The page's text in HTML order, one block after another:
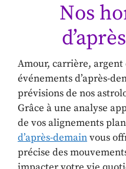
Nos
Amour, carrière,
événements d’après-
prévisions de nos
Grâce à une analyse
de vos alignements
d’après-demainvous
précise des